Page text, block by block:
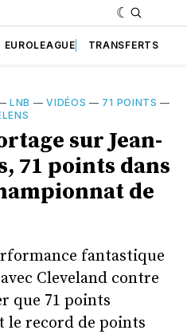
EUROLEAGUE TRANSFERTS
LNB —VIDÉOS — 71 POINTS —
sur Jean-
71 points dans
de
fantastique
Cleveland contre
que 71 points
le record de points